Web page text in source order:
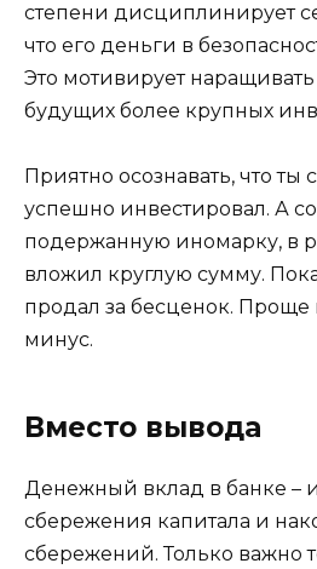
степени дисциплинирует
что его деньги в
Это мотивирует
будущих более крупных
Приятно осознавать, что ты
успешно инвестировал. А
подержанную иномарку, в
вложил круглую сумму.
продал за бесценок. Проще
минус.
Вместо вывода
Денежный вклад в банке –
сбережения капитала и
сбережений. Только важно